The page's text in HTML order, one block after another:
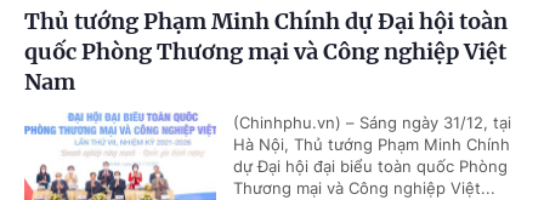
Thủ tướng Phạm Minh Chính dự Đại hội toàn
quốc Phòng Thương mại và Công nghiệp Việt
Nam
(Chinhphu.vn) – Sáng ngày 31/12, tại
Hà Nội, Thủ tướng Phạm Minh Chính
dự Đại hội đại biểu toàn quốc Phòng
Thương mại và Công nghiệp Việt...